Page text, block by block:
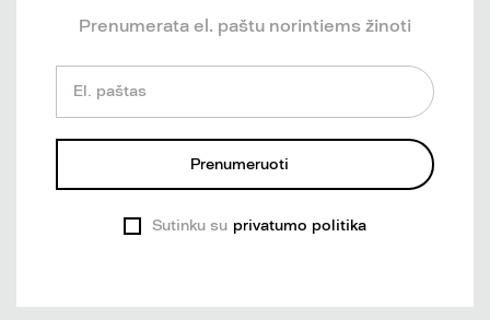
Prenumerata el. paštu norintiems žinoti
El. paštas
Prenumeruoti
Sutinku su privatumo politika